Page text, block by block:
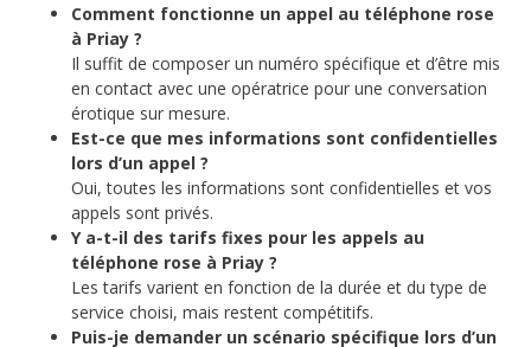
Comment fonctionne un appel au téléphone rose
à Priay ?
Il suffit de composer un numéro spécifique et d’être mis
en contact avec une opératrice pour une conversation
érotique sur mesure.
Est-ce que mes informations sont confidentielles
lors d’un appel ?
Oui, toutes les informations sont confidentielles et vos
appels sont privés.
Y a-t-il des tarifs fixes pour les appels au
téléphone rose à Priay ?
Les tarifs varient en fonction de la durée et du type de
service choisi, mais restent compétitifs.
Puis-je demander un scénario spécifique lors d’un